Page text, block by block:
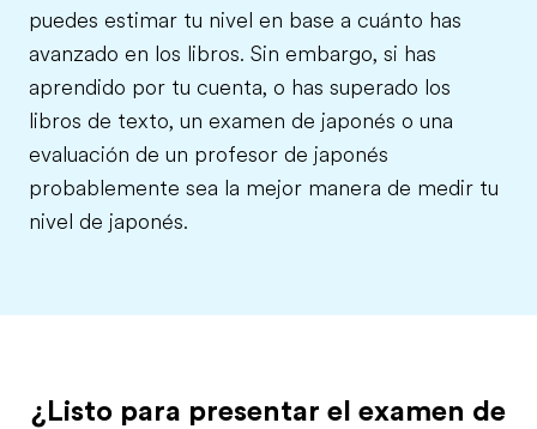
puedes estimar tu nivel en base a cuánto has
avanzado en los libros. Sin embargo, si has
aprendido por tu cuenta, o has superado los
libros de texto, un examen de japonés o una
evaluación de un profesor de japonés
probablemente sea la mejor manera de medir tu
nivel de japonés.
¿Listo para presentar el examen de